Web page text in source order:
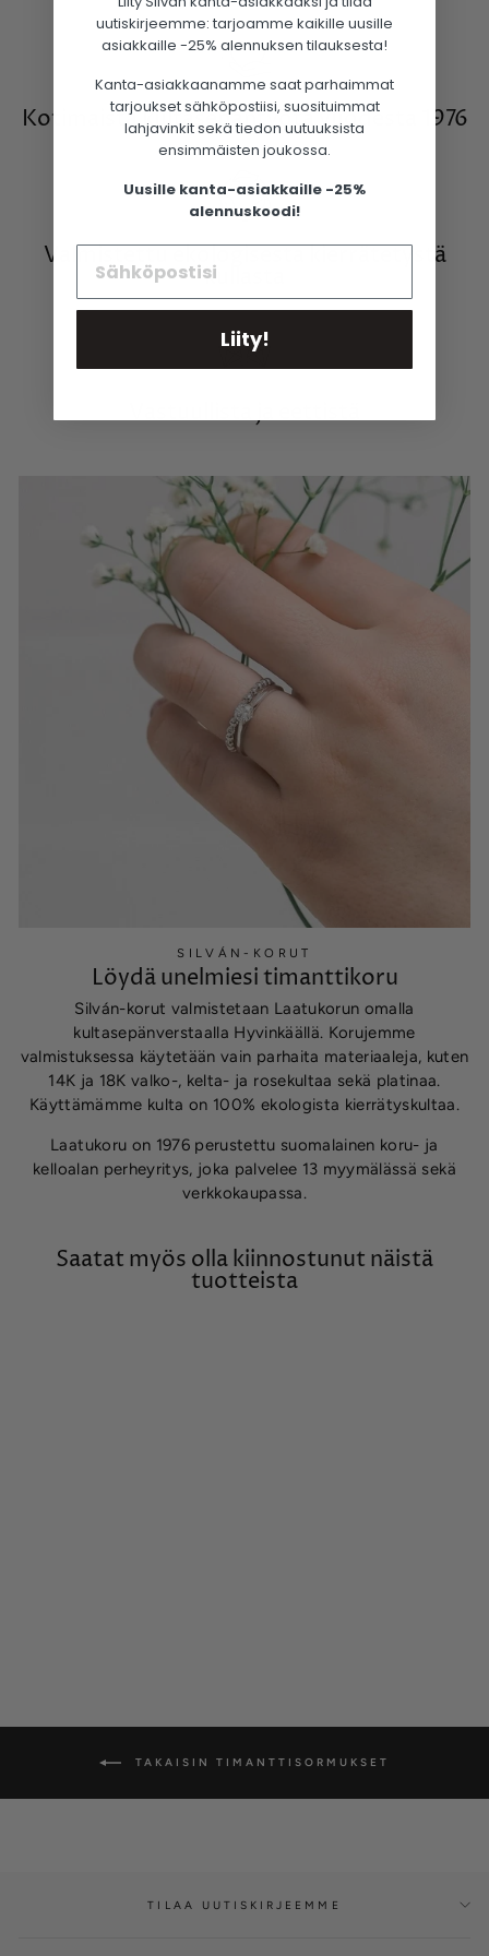
Kotimaista kultasepäntyötä vuodesta 1976
Valmistettu ekologisesta kierrätetystä
kullasta
Vastuullista ja eettistä
SILVÁN-KORUT
Löydä unelmiesi timanttikoru
Silván-korut valmistetaan Laatukorun omalla
kultasepänverstaalla Hyvinkäällä. Korujemme
valmistuksessa käytetään vain parhaita materiaaleja, kuten
14K ja 18K valko-, kelta- ja rosekultaa sekä platinaa.
Käyttämämme kulta on 100% ekologista kierrätyskultaa.
Laatukoru on 1976 perustettu suomalainen koru- ja
kelloalan perheyritys, joka palvelee 13 myymälässä sekä
verkkokaupassa.
Saatat myös olla kiinnostunut näistä
tuotteista
TAKAISIN TIMANTTISORMUKSET
TILAA UUTISKIRJEEMME
uutiskirjeemme: tarjoamme kaikille uusille
asiakkaille -25% alennuksen tilauksesta!
Kanta-asiakkaanamme saat parhaimmat
tarjoukset sähköpostiisi, suosituimmat
lahjavinkit sekä tiedon uutuuksista
ensimmäisten joukossa.
Uusille kanta-asiakkaille -25%
alennuskoodi!
Liity!